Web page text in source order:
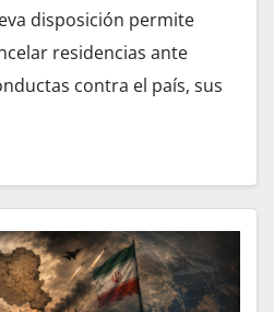
disposición permite
residencias ante
contra el país, sus